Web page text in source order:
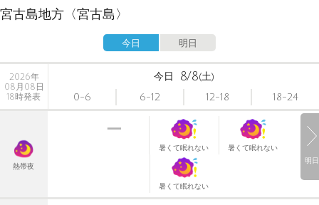
宮古島地方〈宮古島〉
今日 明日
明日
2026年
08月08日
18時発表
今日 8/8(土)
0-6
6-12 12-18 18-24
熱帯夜
暑くて眠れない 暑くて眠れない
暑くて眠れない